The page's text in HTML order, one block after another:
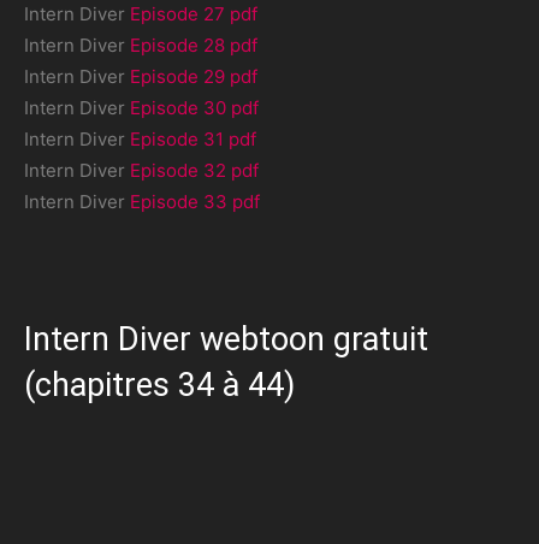
Intern Diver Episode 27 pdf
Intern Diver Episode 28 pdf
Intern Diver Episode 29 pdf
Intern Diver Episode 30 pdf
Intern Diver Episode 31 pdf
Intern Diver Episode 32 pdf
Intern Diver Episode 33 pdf
Intern Diver webtoon gratuit
(chapitres 34 à 44)